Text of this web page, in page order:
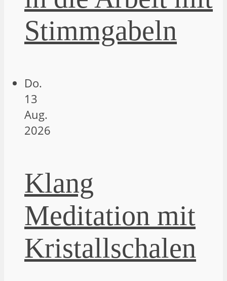
Stimmgabeln
Do.
13
Aug.
2026
Klang
Meditation mit
Kristallschalen